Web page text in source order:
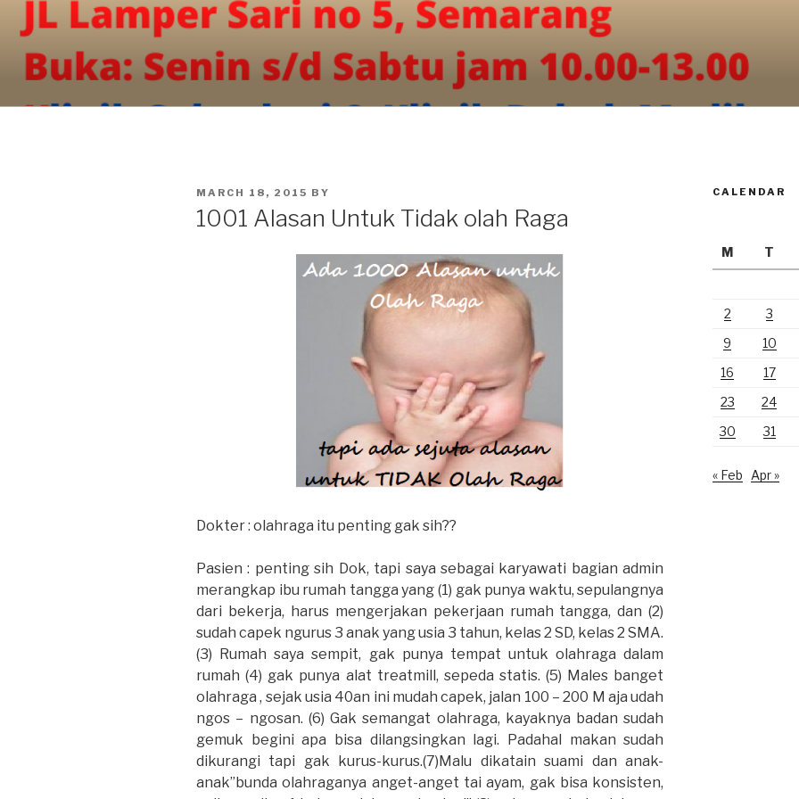
content
POSTED
MARCH 18, 2015 BY
1001 Alasan Untuk Tidak olah Raga
Dokter : olahraga itu penting gak sih??
Pasien : penting sih Dok, tapi saya sebagai karyawati bagian admin
merangkap ibu rumah tangga yang (1) gak punya waktu, sepulangnya
dari bekerja, harus mengerjakan pekerjaan rumah tangga, dan (2)
sudah capek ngurus 3 anak yang usia 3 tahun, kelas 2 SD, kelas 2 SMA.
(3) Rumah saya sempit, gak punya tempat untuk olahraga dalam
rumah (4) gak punya alat treatmill, sepeda statis. (5) Males banget
olahraga , sejak usia 40an ini mudah capek, jalan 100 – 200 M aja udah
ngos – ngosan. (6) Gak semangat olahraga, kayaknya badan sudah
gemuk begini apa bisa dilangsingkan lagi. Padahal makan sudah
dikurangi tapi gak kurus-kurus.(7)Malu dikatain suami dan anak-
anak”bunda olahraganya anget-anget tai ayam, gak bisa konsisten,
CALENDAR
M
T
2
3
9
10
16
17
23
24
30
31
« Feb Apr »